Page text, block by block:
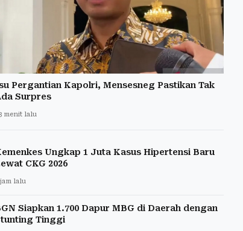
Pergantian Kapolri, Mensesneg Pastikan Tak
Surpres
menit lalu
Ungkap 1 Juta Kasus Hipertensi Baru
CKG 2026
jam lalu
Siapkan 1.700 Dapur MBG di Daerah dengan
Tinggi